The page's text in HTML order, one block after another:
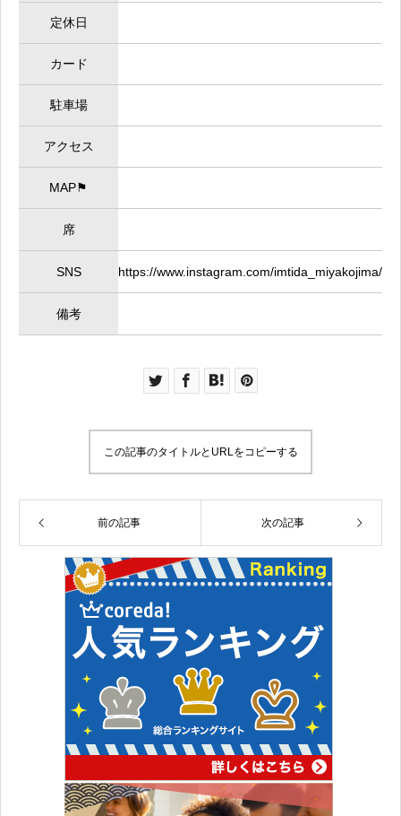
定休日
カード
駐車場
アクセス
MAP⚑
席
SNS https://www.instagram.com/imtida_miyakojima/
備考
この記事のタイトルとURLをコピーする
前の記事 次の記事